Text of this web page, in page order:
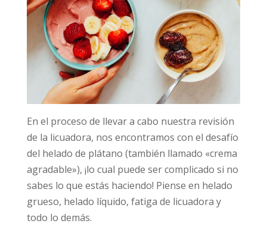
En el proceso de llevar a cabo nuestra revisión
de la licuadora, nos encontramos con el desafío
del helado de plátano (también llamado «crema
agradable»), ¡lo cual puede ser complicado si no
sabes lo que estás haciendo! Piense en helado
grueso, helado líquido, fatiga de licuadora y
todo lo demás.